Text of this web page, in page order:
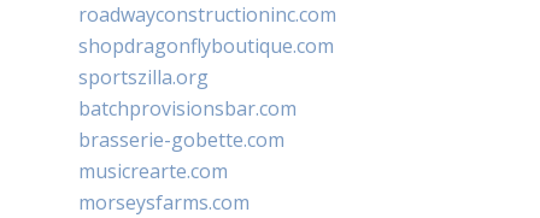
roadwayconstructioninc.com
shopdragonflyboutique.com
sportszilla.org
batchprovisionsbar.com
brasserie-gobette.com
musicrearte.com
morseysfarms.com